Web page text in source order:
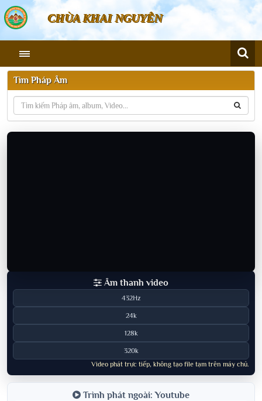
CHÙA KHAI NGUYÊN
Tìm Pháp Âm
Âm thanh video
432Hz
24k
128k
320k
Video phát trực tiếp, không tạo file tạm trên máy chủ.
Trình phát ngoài: Youtube